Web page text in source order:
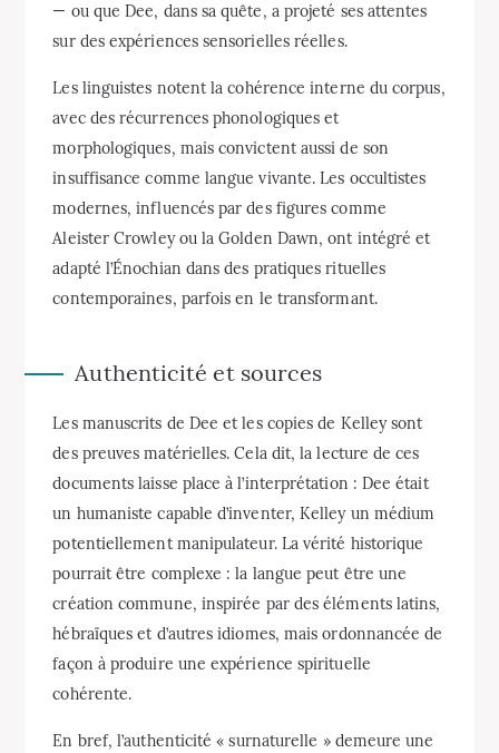
— ou que Dee, dans sa quête, a projeté ses attentes
sur des expériences sensorielles réelles.
Les linguistes notent la cohérence interne du corpus,
avec des récurrences phonologiques et
morphologiques, mais convictent aussi de son
insuffisance comme langue vivante. Les occultistes
modernes, influencés par des figures comme
Aleister Crowley ou la Golden Dawn, ont intégré et
adapté l’Énochian dans des pratiques rituelles
contemporaines, parfois en le transformant.
Authenticité et sources
Les manuscrits de Dee et les copies de Kelley sont
des preuves matérielles. Cela dit, la lecture de ces
documents laisse place à l’interprétation : Dee était
un humaniste capable d’inventer, Kelley un médium
potentiellement manipulateur. La vérité historique
pourrait être complexe : la langue peut être une
création commune, inspirée par des éléments latins,
hébraïques et d’autres idiomes, mais ordonnancée de
façon à produire une expérience spirituelle
cohérente.
En bref, l’authenticité « surnaturelle » demeure une